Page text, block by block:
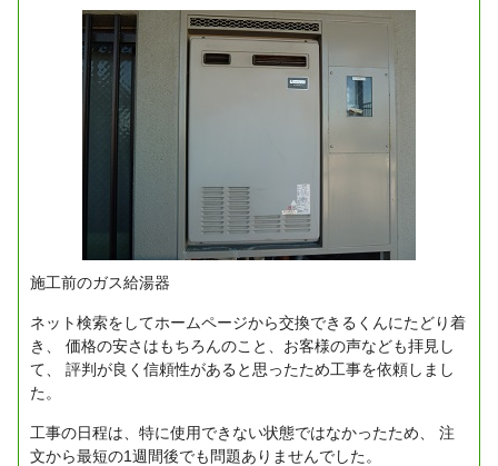
施工前のガス給湯器
ネット検索をしてホームページから交換できるくんにたどり着
き、
価格の安さはもちろんのこと、お客様の声なども拝見し
て、
評判が良く信頼性があると思ったため工事を依頼しまし
た。
工事の日程は、特に使用できない状態ではなかったため、
注
文から最短の1週間後でも問題ありませんでした。